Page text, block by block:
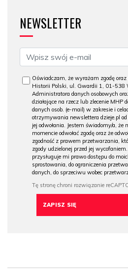
NEWSLETTER
Oświadczam, że wyrażam zgodę
Historii Polski, ul. Gwardii 1, 01-538
Administratora danych osobowych
działające na rzecz lub zlecenie MHP
danych osob. (e-mail) w zakresie i
otrzymywania newslettera dzieje.pl
jej odwołania. Jestem świadomy/a,
momencie odwołać zgodę oraz że
zgodność z prawem przetwarzania,
zgody udzielonej przed jej
przysługuje mi prawo dostępu do
sprostowania, do ograniczenia
danych, do sprzeciwu wobec